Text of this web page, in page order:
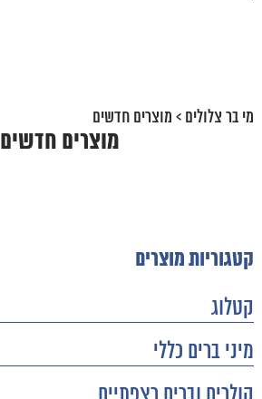
מי בר צלולים > מוצרים חדשים
מוצרים חדשים
קטגוריות מוצרים
קטלוג
מיני ברים כללי